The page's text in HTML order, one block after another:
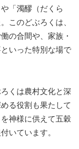
「濁醪（だくら
このどぶろくは、
の合間や、家族・
いった特別な場で
くは農村文化と深
る役割も果たして
神様に供えて五穀
いています。